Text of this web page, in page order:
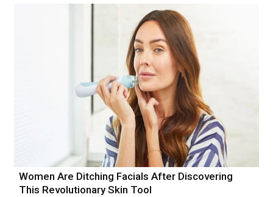
Women Are Ditching Facials After Discovering
This Revolutionary Skin Tool